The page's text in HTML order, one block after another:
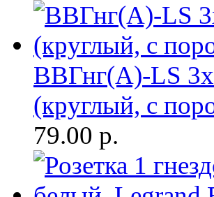
ВВГнг(A)-LS
(круглый, с
79.00 р.